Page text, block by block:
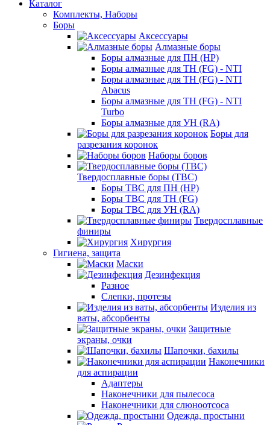
Каталог
Комплекты, Наборы
Боры
Аксессуары
Алмазные боры
Боры алмазные для ПН (HP)
Боры алмазные для ТН (FG) - NTI
Боры алмазные для ТН (FG) - NTI
Abacus
Боры алмазные для ТН (FG) - NTI
Turbo
Боры алмазные для УН (RA)
Боры для
разрезания коронок
Наборы боров
Твердосплавные боры (ТВС)
Боры ТВС для ПН (HP)
Боры ТВС для ТН (FG)
Боры ТВС для УН (RA)
Твердосплавные
финиры
Хирургия
Гигиена, защита
Маски
Дезинфекция
Разное
Слепки, протезы
Изделия из
ваты, абсорбенты
Защитные
экраны, очки
Шапочки, бахилы
Наконечники
для аспирации
Адаптеры
Наконечники для пылесоса
Наконечники для слюноотсоса
Одежда, простыни